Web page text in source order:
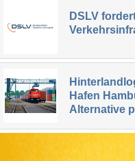
DSLV
Hafen
Alternative